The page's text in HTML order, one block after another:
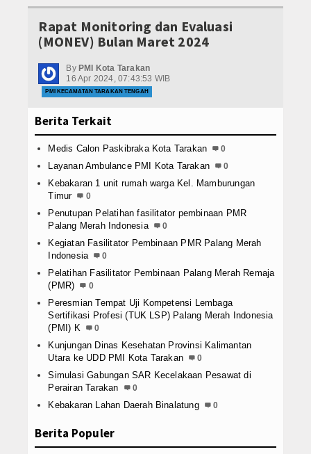
Stok Darah PMI Kota Tarakan
Relawan
Mula
Madya
KSR PMI Univ Borneo Tarakan
KSR PMI Markas
KSR PMI AKPER KALTARA
KSR PMI STIMIK PPKIA
TSR
Galeri
Koleksi Video
Desain Jumbara PMR Tingkat Provinsi Kalimantan Utara II Tahun 2024\'
Kampung Satu
Tanpa Henti Ikhlas Melayani Masyarakat
Peringatan Hari Kebangkitan Nasional 2024
Untuk Masyarakat
Penyaluran Bantuan Kepada Penyintas
Dachan Mustika Aurora
Bimtek PMER PMI Se-Kalimantan Utara
Kampung Satu
Tanpa Henti Ikhlas Melayani Masyarakat
Peringatan Hari Kebangkitan Nasional 2024
Kebakaran Yang
Untuk Masyarakat
Penyaluran Bantuan Kepada Penyintas
Dachan Mustika Aurora
Hidup (DLH) Kota Tarakan
Desain Jumbara PMR Tingkat Provinsi Kalimantan Utara II Tahun 2024\'
Kampung Satu
Tanpa Henti Ikhlas Melayani Masyarakat
Rapat Monitoring dan Evaluasi
(MONEV) Bulan Maret 2024
By PMI Kota Tarakan
16 Apr 2024, 07:43:53 WIB
PMI KECAMATAN TARAKAN TENGAH
Berita Terkait
Medis Calon Paskibraka Kota Tarakan 0
Layanan Ambulance PMI Kota Tarakan 0
Kebakaran 1 unit rumah warga Kel. Mamburungan
Timur
0
Penutupan Pelatihan fasilitator pembinaan PMR
Palang Merah Indonesia
0
Kegiatan Fasilitator Pembinaan PMR Palang Merah
Indonesia
0
Pelatihan Fasilitator Pembinaan Palang Merah Remaja
(PMR)
0
Peresmian Tempat Uji Kompetensi Lembaga
Sertifikasi Profesi (TUK LSP) Palang Merah Indonesia
(PMI) K
0
Kunjungan Dinas Kesehatan Provinsi Kalimantan
Utara ke UDD PMI Kota Tarakan
0
Simulasi Gabungan SAR Kecelakaan Pesawat di
Perairan Tarakan
0
Kebakaran Lahan Daerah Binalatung 0
Berita Populer